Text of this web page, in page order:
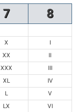
7 8
X
I
XX
II
XXX
III
XL
IV
L
V
LX
VI